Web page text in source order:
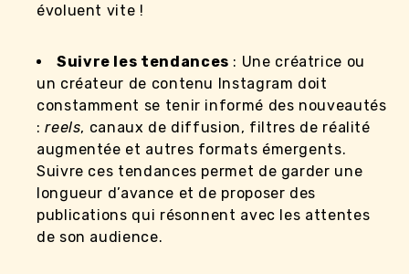
évoluent vite !
Suivre les tendances : Une créatrice ou
un créateur de contenu Instagram doit
constamment se tenir informé des nouveautés
: reels, canaux de diffusion, filtres de réalité
augmentée et autres formats émergents.
Suivre ces tendances permet de garder une
longueur d’avance et de proposer des
publications qui résonnent avec les attentes
de son audience.